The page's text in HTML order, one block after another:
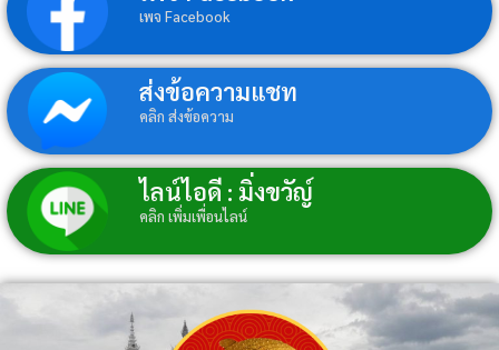
เพจ Facebook
ส่งข้อความแชท
คลิก ส่งข้อความ
ไลน์ไอดี : มิ่งขวัญ์
คลิก เพิ่มเพื่อนไลน์